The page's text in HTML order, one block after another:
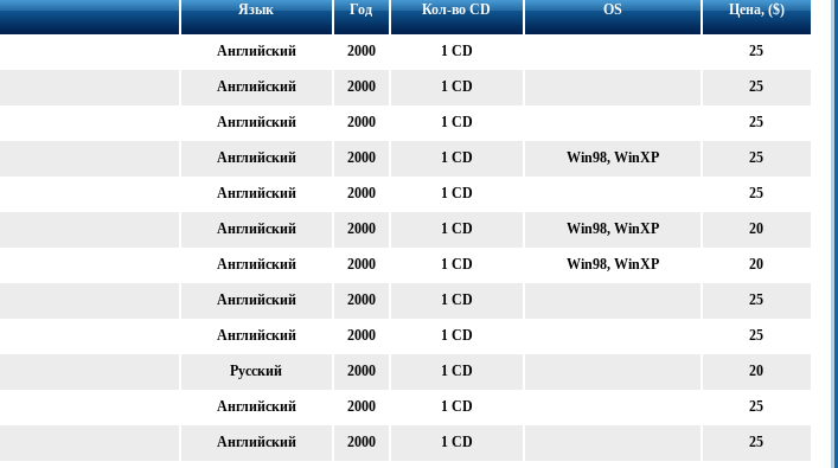
Язык Год Кол-во CD OS Цена, ($)
Английский 2000 1 CD 25
Английский 2000 1 CD 25
Английский 2000 1 CD 25
Английский 2000 1 CD Win98, WinXP 25
Английский 2000 1 CD 25
Английский 2000 1 CD Win98, WinXP 20
Английский 2000 1 CD Win98, WinXP 20
Английский 2000 1 CD 25
Английский 2000 1 CD 25
Русский 2000 1 CD 20
Английский 2000 1 CD 25
Английский 2000 1 CD 25